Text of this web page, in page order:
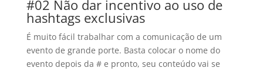
#02 Não dar incentivo ao uso de
hashtags exclusivas
É muito fácil trabalhar com a comunicação de um
evento de grande porte. Basta colocar o nome do
evento depois da # e pronto, seu conteúdo vai se